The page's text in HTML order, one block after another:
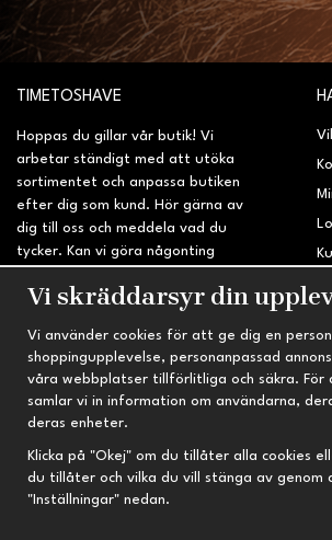
TIMETOSHAVE
Hoppas du gillar vår butik! Vi
arbetar ständigt med att utöka
sortimentet och anpassa butiken
efter dig som kund. Hör gärna av
dig till oss och meddela vad du
tycker. Kan vi göra någonting
sidan?
INFORMATION
Om oss
Nyheter
Nyhetsbrev
Om cookies
Prenumeration
TRYGG HANDEL
Fri frakt vid köp över
Kvalitetsprodukter till
Vi skräddarsyr din
Vi använder cookies för att ge dig en
shoppingupplevelse, personanpassad
våra webbplatser tillförlitliga och säkra. För
samlar vi in information om användarna,
deras enheter.
Klicka på "Okej" om du tillåter alla cookies
du tillåter och vilka du vill stänga av genom
"Inställningar" nedan.